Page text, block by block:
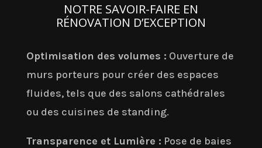
NOTRE SAVOIR-FAIRE EN
RÉNOVATION D’EXCEPTION
Optimisation des volumes : Ouverture de
murs porteurs pour créer des espaces
fluides, tels que des salons cathédrales
ou des cuisines de standing.
Transparence et Lumière : Pose de baies